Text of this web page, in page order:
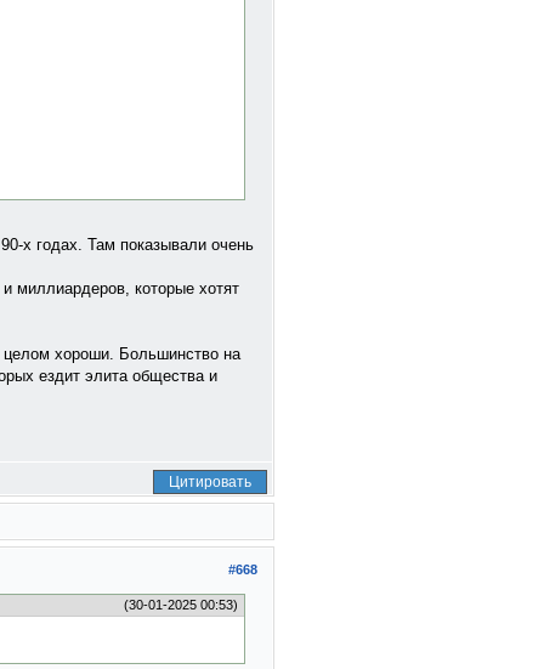
х годах. Там показывали очень
миллиардеров, которые хотят
целом хороши. Большинство на
ездит элита общества и
Цитировать
#668
(30-01-2025 00:53)